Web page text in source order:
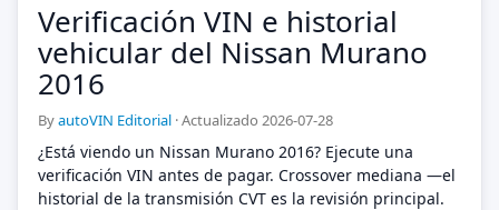
Verificación VIN e historial
vehicular del Nissan Murano
2016
ByautoVIN Editorial ·Actualizado 2026-07-28
¿Está viendo un Nissan Murano 2016? Ejecute una
verificación VIN antes de pagar. Crossover mediana —el
historial de la transmisión CVT es la revisión principal.